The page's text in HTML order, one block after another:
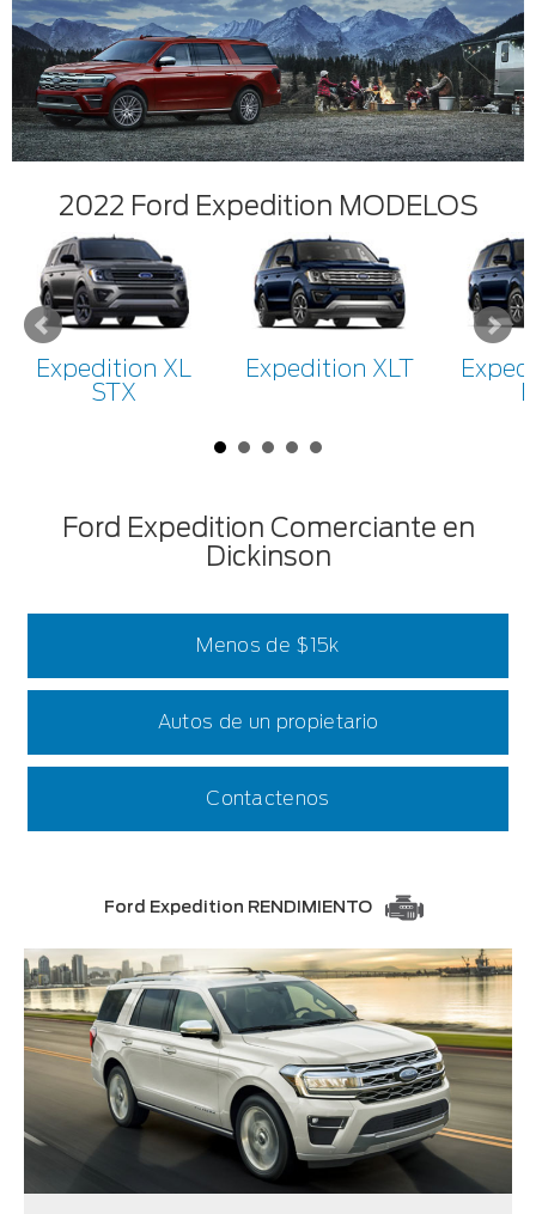
2022 Ford Expedition MODELOS
Expedition XL
STX
Expedition XLT
Ford Expedition Comerciante en
Dickinson
Menos de $15k
Autos de un propietario
Contactenos
Ford Expedition RENDIMIENTO